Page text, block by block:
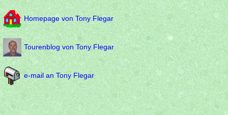
Homepage von Tony Flegar
Tourenblog von Tony Flegar
e-mail an Tony Flegar